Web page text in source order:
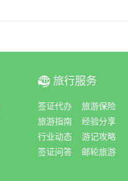
ꀇ 旅行服务
签证代办
旅游保险
旅游指南
经验分享
行业动态
游记攻略
签证问答
邮轮旅游